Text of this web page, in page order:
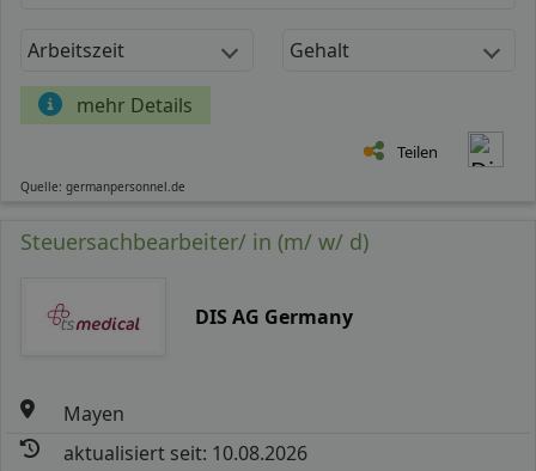
Arbeitszeit Gehalt
mehr Details
Teilen
Quelle: germanpersonnel.de
Steuersachbearbeiter/ in (m/ w/ d)
DIS AG Germany
Mayen
aktualisiert seit: 10.08.2026